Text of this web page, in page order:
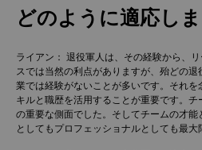
どのように適応しま
ライアン： 退役軍人は、その経験から、
スでは当然の利点がありますが、殆どの
業では経験がないことが多いです。それを
キルと職歴を活用することが重要です。チ
の重要な側面でした。そしてチームの才能
としてもプロフェッショナルとしても最大